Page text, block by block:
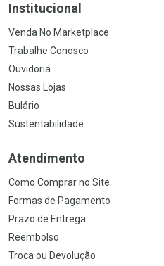
Institucional
Venda No Marketplace
Trabalhe Conosco
Ouvidoria
Nossas Lojas
Bulário
Sustentabilidade
Atendimento
Como Comprar no Site
Formas de Pagamento
Prazo de Entrega
Reembolso
Troca ou Devolução